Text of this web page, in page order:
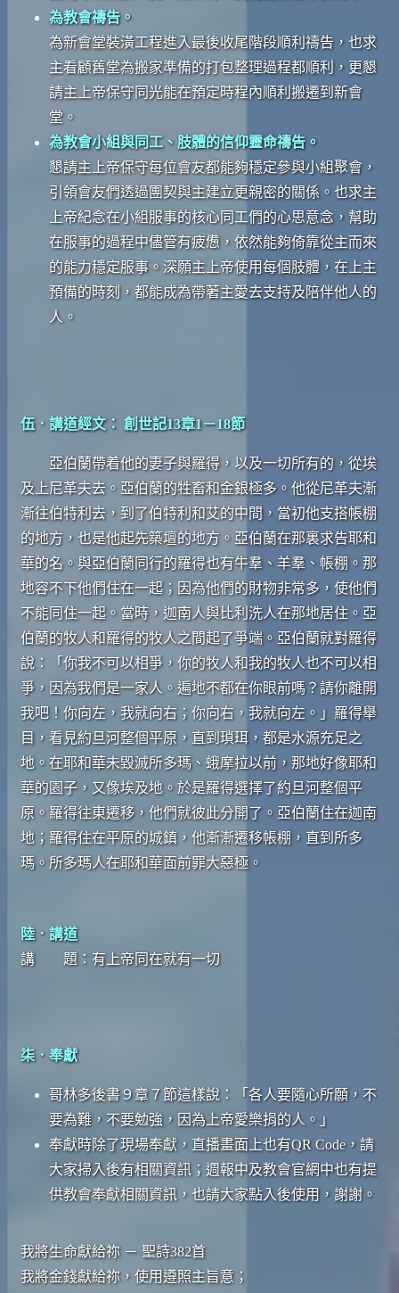
為教會禱告。
為新會堂裝潢工程進入最後收尾階段順利禱告，也求
主看顧舊堂為搬家準備的打包整理過程都順利，更懇
請主上帝保守同光能在預定時程內順利搬遷到新會
堂。
為教會小組與同工、肢體的信仰靈命禱告。
懇請主上帝保守每位會友都能夠穩定參與小組聚會，
引領會友們透過團契與主建立更親密的關係。也求主
上帝紀念在小組服事的核心同工們的心思意念，幫助
在服事的過程中儘管有疲憊，依然能夠倚靠從主而來
的能力穩定服事。深願主上帝使用每個肢體，在上主
預備的時刻，都能成為帶著主愛去支持及陪伴他人的
人。
伍．講道經文： 創世記13章1－18節
亞伯蘭帶着他的妻子與羅得，以及一切所有的，從埃
及上尼革夫去。亞伯蘭的牲畜和金銀極多。他從尼革夫漸
漸往伯特利去，到了伯特利和艾的中間，當初他支搭帳棚
的地方，也是他起先築壇的地方。亞伯蘭在那裏求告耶和
華的名。與亞伯蘭同行的羅得也有牛羣、羊羣、帳棚。那
地容不下他們住在一起；因為他們的財物非常多，使他們
不能同住一起。當時，迦南人與比利洗人在那地居住。亞
伯蘭的牧人和羅得的牧人之間起了爭端。亞伯蘭就對羅得
說：「你我不可以相爭，你的牧人和我的牧人也不可以相
爭，因為我們是一家人。遍地不都在你眼前嗎？請你離開
我吧！你向左，我就向右；你向右，我就向左。」羅得舉
目，看見約旦河整個平原，直到瑣珥，都是水源充足之
地。在耶和華未毀滅所多瑪、蛾摩拉以前，那地好像耶和
華的園子，又像埃及地。於是羅得選擇了約旦河整個平
原。羅得往東遷移，他們就彼此分開了。亞伯蘭住在迦南
地；羅得住在平原的城鎮，他漸漸遷移帳棚，直到所多
瑪。所多瑪人在耶和華面前罪大惡極。
陸．講道
講 題：有上帝同在就有一切
柒．奉獻
哥林多後書９章７節這樣說：「各人要隨心所願，不
要為難，不要勉強，因為上帝愛樂捐的人。」
奉獻時除了現場奉獻，直播畫面上也有QR Code，請
大家掃入後有相關資訊；週報中及教會官網中也有提
供教會奉獻相關資訊，也請大家點入後使用，謝謝。
我將生命獻給祢 － 聖詩382首
我將金錢獻給祢，使用遵照主旨意；